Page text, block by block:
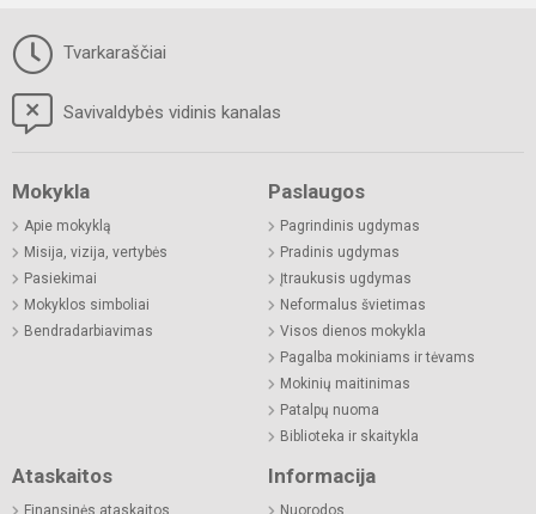
Tvarkaraščiai
Savivaldybės vidinis kanalas
Mokykla
Apie mokyklą
Misija, vizija, vertybės
Pasiekimai
Mokyklos simboliai
Bendradarbiavimas
Paslaugos
Pagrindinis ugdymas
Pradinis ugdymas
Įtraukusis ugdymas
Neformalus švietimas
Visos dienos mokykla
Pagalba mokiniams ir tėvams
Mokinių maitinimas
Patalpų nuoma
Biblioteka ir skaitykla
Ataskaitos Informacija